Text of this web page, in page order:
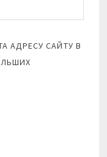
АДРЕСУ САЙТУ В